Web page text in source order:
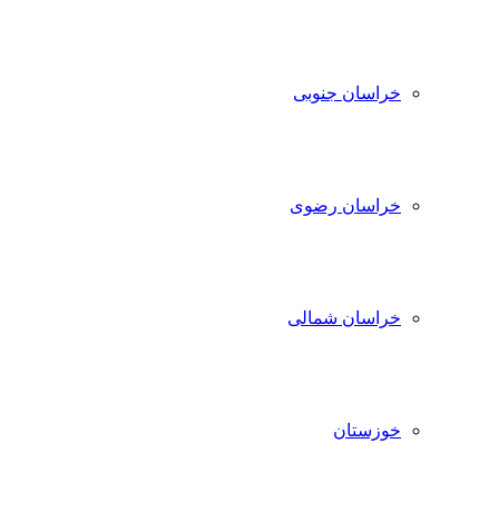
خراسان جنوبی
خراسان رضوی
خراسان شمالی
خوزستان